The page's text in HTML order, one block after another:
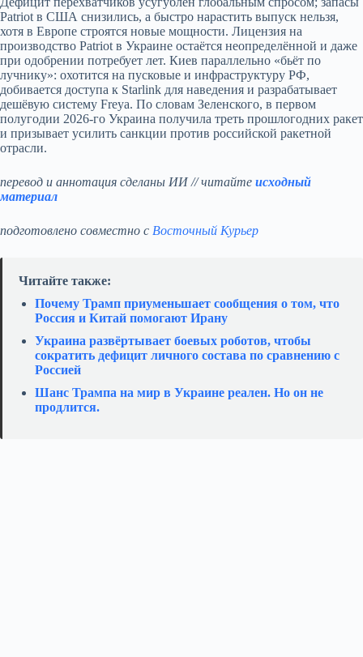
Patriot в США снизились, а быстро нарастить выпуск нельзя,
хотя в Европе строятся новые мощности. Лицензия на
производство Patriot в Украине остаётся неопределённой и даже
при одобрении потребует лет. Киев параллельно «бьёт по
лучнику»: охотится на пусковые и инфраструктуру РФ,
добивается доступа к Starlink для наведения и разрабатывает
дешёвую систему Freya. По словам Зеленского, в первом
полугодии 2026‑го Украина получила треть прошлогодних ракет
и призывает усилить санкции против российской ракетной
отрасли.
перевод и аннотация сделаны ИИ // читайте исходный
материал
подготовлено совместно с Восточный Курьер
Читайте также:
Почему Трамп приуменьшает сообщения о том, что
Россия и Китай помогают Ирану
Украина развёртывает боевых роботов, чтобы
сократить дефицит личного состава по сравнению с
Россией
Шанс Трампа на мир в Украине реален. Но он не
продлится.